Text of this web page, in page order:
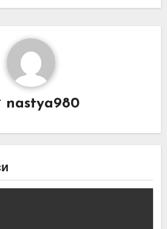
nastya980